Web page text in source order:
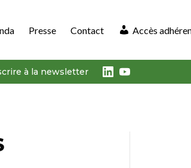
Presse Contact Accès
à la newsletter LinkedIn
Youtube